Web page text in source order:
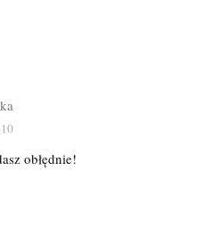
obłędnie!